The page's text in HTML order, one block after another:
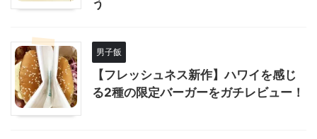
う
男子飯
【フレッシュネス新作】ハワイを感じ
る2種の限定バーガーをガチレビュー！